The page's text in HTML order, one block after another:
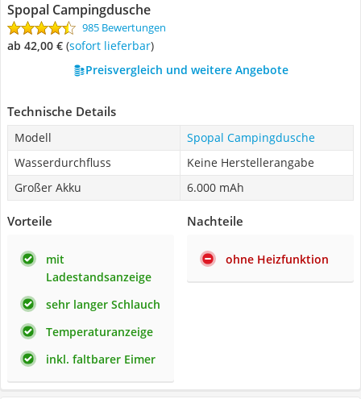
Spopal Campingdusche
985 Bewertungen
ab 42,00 € ( Sofort lieferbar)
Preisvergleich und weitere Angebote
Technische Details
Modell
Spopal Campingdusche
Wasserdurchfluss
Keine Herstellerangabe
Großer Akku
6.000 mAh
Vorteile
mit
Ladestandsanzeige
sehr langer Schlauch
Temperaturanzeige
inkl. faltbarer Eimer
Nachteile
ohne Heizfunktion